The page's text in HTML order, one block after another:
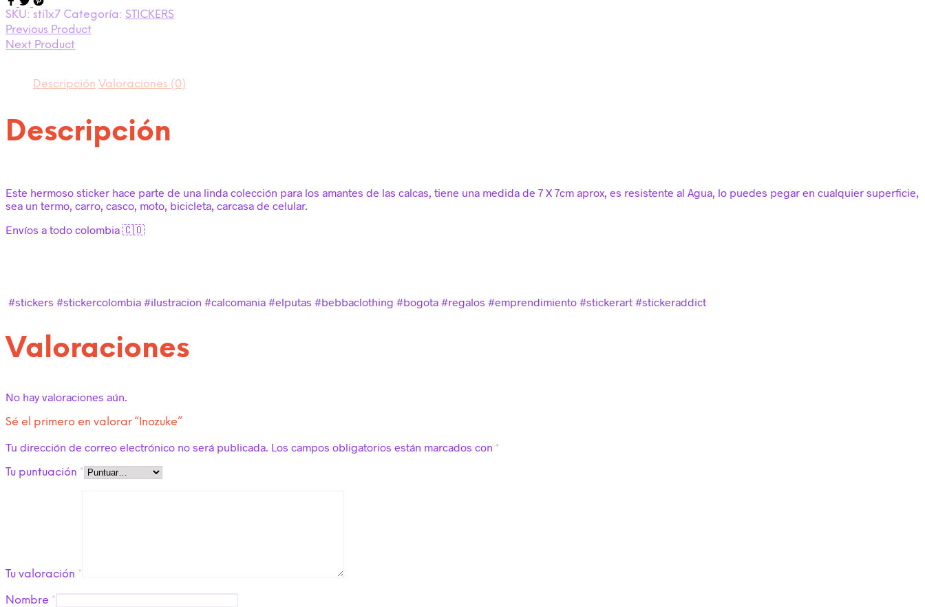
SKU: sti1x7 Categoría: STICKERS
Previous Product
Next Product
Descripción Valoraciones (0)
Descripción
Este hermoso sticker hace parte de una linda colección para los amantes de las calcas, tiene una medida de 7 X 7cm aprox, es resistente al Agua, lo puedes pegar en cualquier superficie,
sea un termo, carro, casco, moto, bicicleta, carcasa de celular.
Envíos a todo colombia 🇨🇴
#stickers #stickercolombia #ilustracion #calcomania #elputas #bebbaclothing #bogota #regalos #emprendimiento #stickerart #stickeraddict
Valoraciones
No hay valoraciones aún.
Sé el primero en valorar “Inozuke”
Tu dirección de correo electrónico no será publicada. Los campos obligatorios están marcados con *
Tu puntuación *
Tu valoración *
Nombre *